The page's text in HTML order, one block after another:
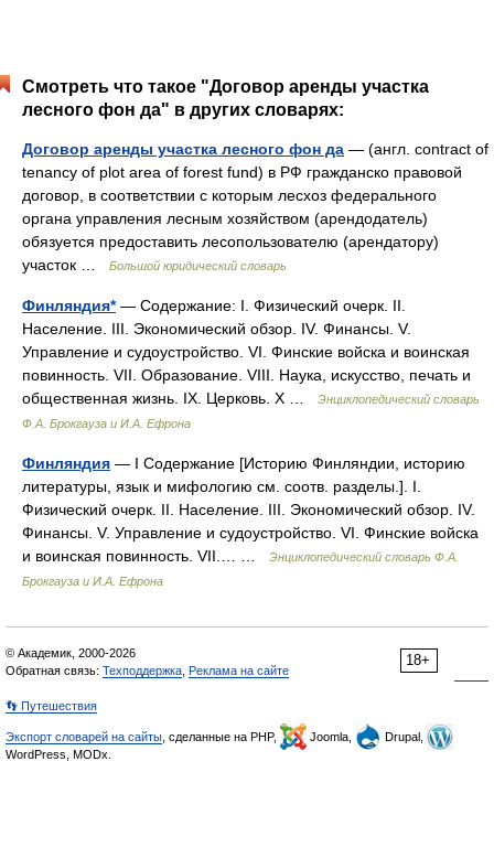
Смотреть что такое "Договор аренды участка
лесного фон да" в других словарях:
Договор аренды участка лесного фон да — (англ. contract of
tenancy of plot area of forest fund) в РФ гражданско правовой
договор, в соответствии с которым лесхоз федерального
органа управления лесным хозяйством (арендодатель)
обязуется предоставить лесопользователю (арендатору)
участок …
Большой юридический словарь
Финляндия*— Содержание: I. Физический очерк. II.
Население. III. Экономический обзор. IV. Финансы. V.
Управление и судоустройство. VI. Финские войска и воинская
повинность. VII. Образование. VIII. Наука, искусство, печать и
общественная жизнь. IX. Церковь. X …
Энциклопедический словарь
Ф.А. Брокгауза и И.А. Ефрона
Финляндия — I Содержание [Историю Финляндии, историю
литературы, язык и мифологию см. соотв. разделы.]. I.
Физический очерк. II. Население. III. Экономический обзор. IV.
Финансы. V. Управление и судоустройство. VI. Финские войска
и воинская повинность. VII.… …
Энциклопедический словарь Ф.А.
Брокгауза и И.А. Ефрона
18+
© Академик, 2000-2026
Обратная связь: Техподдержка Реклама на сайте
👣 Путешествия
Экспорт словарей на сайты , сделанные на PHP, Joomla,
Drupal,
WordPress, MODx.